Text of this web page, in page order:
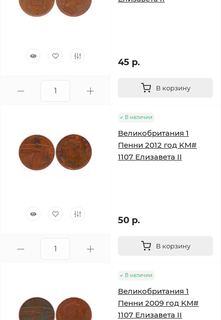
45 р.
В корзину
В наличии
Великобритания 1
Пенни 2012 год KM#
1107 Елизавета II
50 р.
В корзину
В наличии
Великобритания 1
Пенни 2009 год KM#
1107 Елизавета II